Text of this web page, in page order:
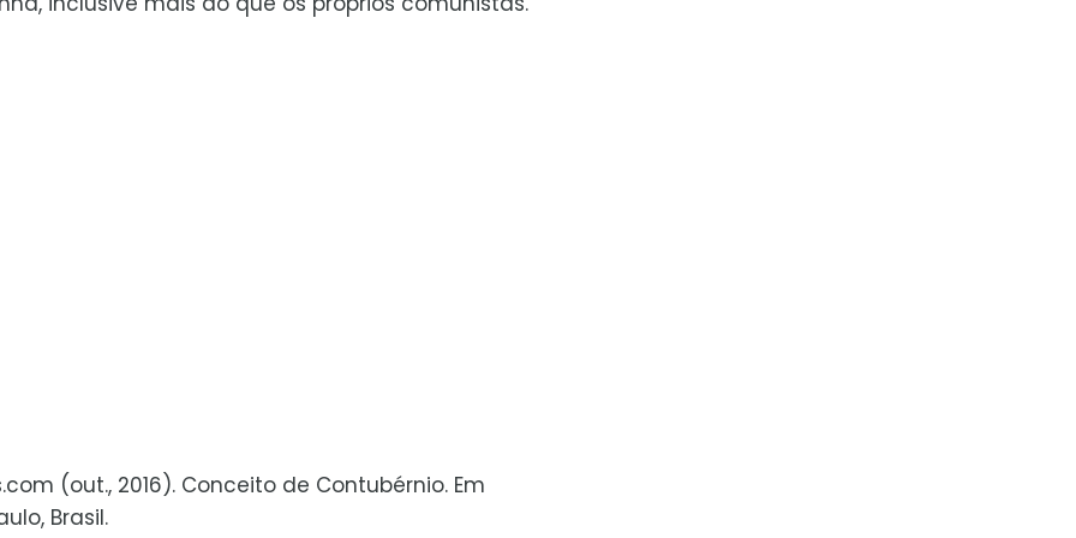
(out., 2016). Conceito de Contubérnio. Em
Brasil.